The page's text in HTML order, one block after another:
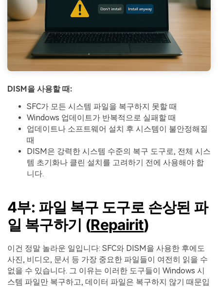
DISM을 사용할 때:
SFC가 모든 시스템 파일을 복구하지 못할 때
Windows 업데이트가 반복적으로 실패할 때
업데이트나 소프트웨어 설치 후 시스템이 불안정해질
때
DISM은 강력한 시스템 수준의 복구 도구로, 전체 시스
템 초기화나 클린 설치를 고려하기 전에 사용해야 합
니다.
4부: 파일 복구 도구로 손상된 파
일 복구하기 (Repairit)
이건 정말 놀라운 일입니다: SFC와 DISM을 사용한 후에도
사진, 비디오, 문서 등 가장 중요한 파일들이 여전히 읽을 수
없을 수 있습니다. 그 이유는 이러한 도구들이 Windows 시
스템 파일만 복구하고, 데이터 파일은 복구하지 않기 때문입